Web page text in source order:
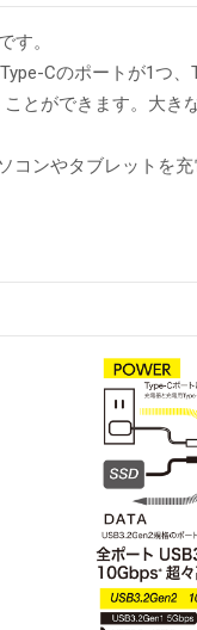
す。
Cのポートが1つ、
とができます。大き
コンやタブレットを